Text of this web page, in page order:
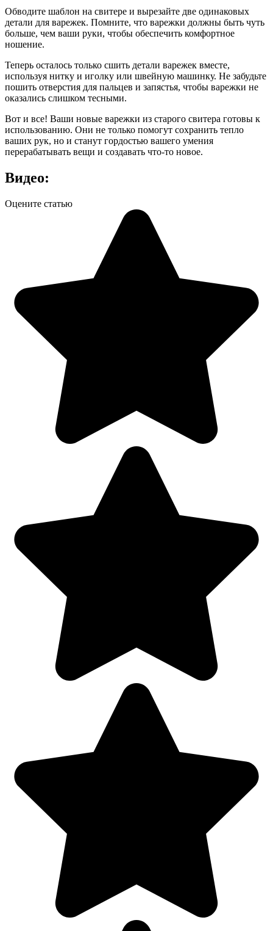
Обводите шаблон на свитере и вырезайте две одинаковых
детали для варежек. Помните, что варежки должны быть чуть
больше, чем ваши руки, чтобы обеспечить комфортное
ношение.
Теперь осталось только сшить детали варежек вместе,
используя нитку и иголку или швейную машинку. Не забудьте
пошить отверстия для пальцев и запястья, чтобы варежки не
оказались слишком тесными.
Вот и все! Ваши новые варежки из старого свитера готовы к
использованию. Они не только помогут сохранить тепло
ваших рук, но и станут гордостью вашего умения
перерабатывать вещи и создавать что-то новое.
Видео:
Оцените статью